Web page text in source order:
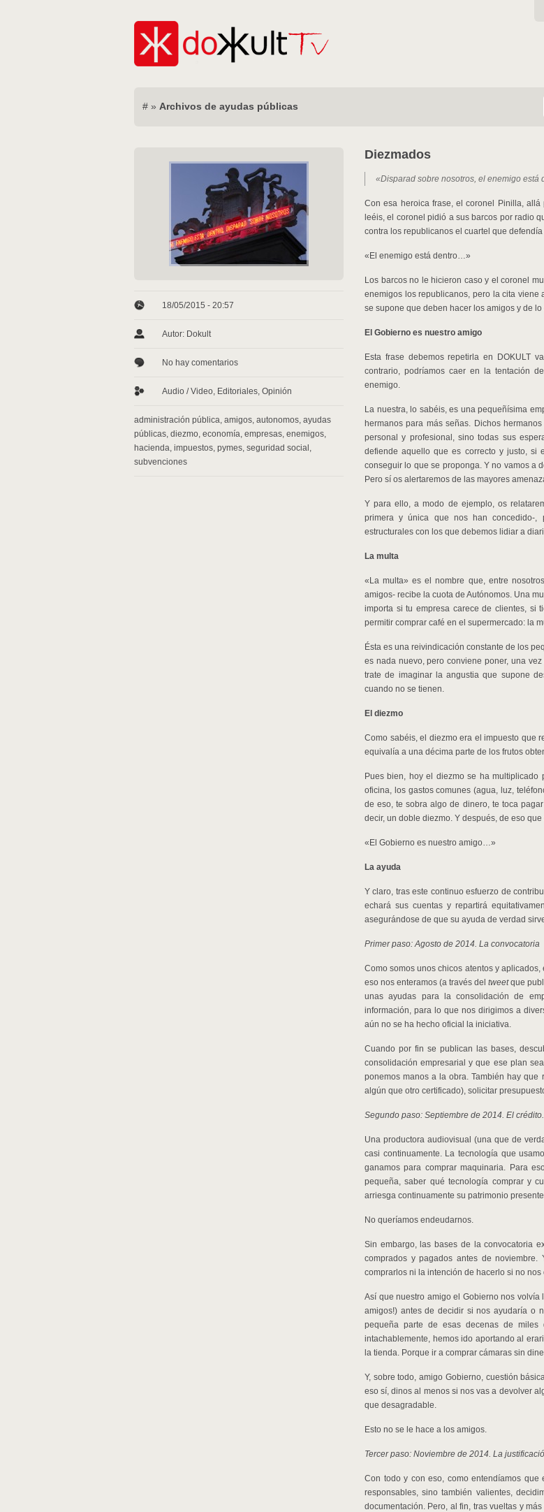
# » Archivos de ayudas públicas
18/05/2015 - 20:57
Autor: Dokult
No hay comentarios
Audio / Video, Editoriales, Opinión
administración pública, amigos, autonomos, ayudas
públicas, diezmo, economía, empresas, enemigos,
hacienda, impuestos, pymes, seguridad social ,
subvenciones
Diezmados
«Disparad sobre nosotros, el enemigo está
Con esa heroica frase, el coronel Pinilla,
leéis, el coronel pidió a sus barcos por radio
contra los republicanos el cuartel que
«El enemigo está dentro…»
Los barcos no le hicieron caso y el coronel
enemigos los republicanos, pero la cita
se supone que deben hacer los amigos y de
El Gobierno es nuestro amigo
Esta frase debemos repetirla en DOKULT
contrario, podríamos caer en la tentación
enemigo.
La nuestra, lo sabéis, es una pequeñísima
hermanos para más señas. Dichos
personal y profesional, sino todas sus
defiende aquello que es correcto y justo, si
conseguir lo que se proponga. Y no vamos a
Pero sí os alertaremos de las mayores
Y para ello, a modo de ejemplo, os
primera y única que nos han concedido-,
estructurales con los que debemos lidiar a
La multa
«La multa» es el nombre que, entre
amigos- recibe la cuota de Autónomos. Una
importa si tu empresa carece de clientes, si
permitir comprar café en el supermercado: la
Ésta es una reivindicación constante de los
es nada nuevo, pero conviene poner, una
trate de imaginar la angustia que supone
cuando no se tienen.
El diezmo
Como sabéis, el diezmo era el impuesto que
equivalía a una décima parte de los frutos
Pues bien, hoy el diezmo se ha
oficina, los gastos comunes (agua, luz,
de eso, te sobra algo de dinero, te toca
decir, un doble diezmo. Y después, de eso
«El Gobierno es nuestro amigo…»
La ayuda
Y claro, tras este continuo esfuerzo de
echará sus cuentas y repartirá
asegurándose de que su ayuda de verdad
Primer paso: Agosto de 2014. La convocatoria
Como somos unos chicos atentos y
eso nos enteramos (a través deltweetque
unas ayudas para la consolidación de
información, para lo que nos dirigimos a
aún no se ha hecho oficial la iniciativa.
Cuando por fin se publican las bases,
consolidación empresarial y que ese plan
ponemos manos a la obra. También hay que
algún que otro certificado), solicitar
Segundo paso: Septiembre de 2014. El crédito.
Una productora audiovisual (una que de
casi continuamente. La tecnología que
ganamos para comprar maquinaria. Para
pequeña, saber qué tecnología comprar y
arriesga continuamente su patrimonio
No queríamos endeudarnos.
Sin embargo, las bases de la convocatoria
comprados y pagados antes de
comprarlos ni la intención de hacerlo si no
Así que nuestro amigo el Gobierno nos
amigos!) antes de decidir si nos ayudaría o
pequeña parte de esas decenas de
intachablemente, hemos ido aportando al
la tienda. Porque ir a comprar cámaras sin
Y, sobre todo, amigo Gobierno, cuestión
eso sí, dinos al menos si nos vas a devolver
que desagradable.
Esto no se le hace a los amigos.
Tercer paso: Noviembre de 2014. La
Con todo y con eso, como entendíamos
responsables, sino también valientes,
documentación. Pero, al fin, tras vueltas y